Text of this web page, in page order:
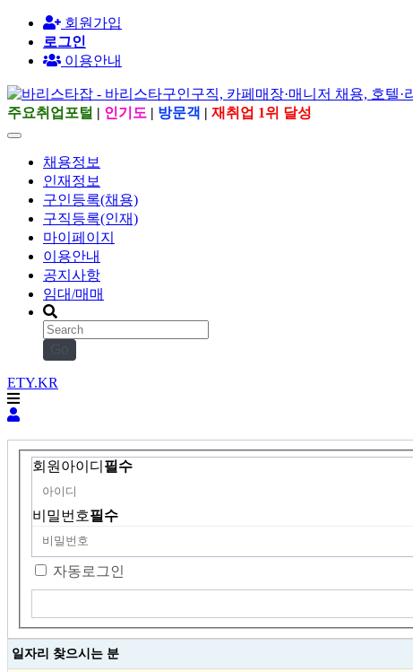
회원가입
로그인
이용안내
주요취업포털 | 인기도 | 방문객 | 재취업 1위 달성
채용정보
인재정보
구인등록(채용)
구직등록(인재)
마이페이지
이용안내
공지사항
임대/매매
ETY.KR
회원아이디 필수
비밀번호필수
자동로그인
일자리 찾으시는 분